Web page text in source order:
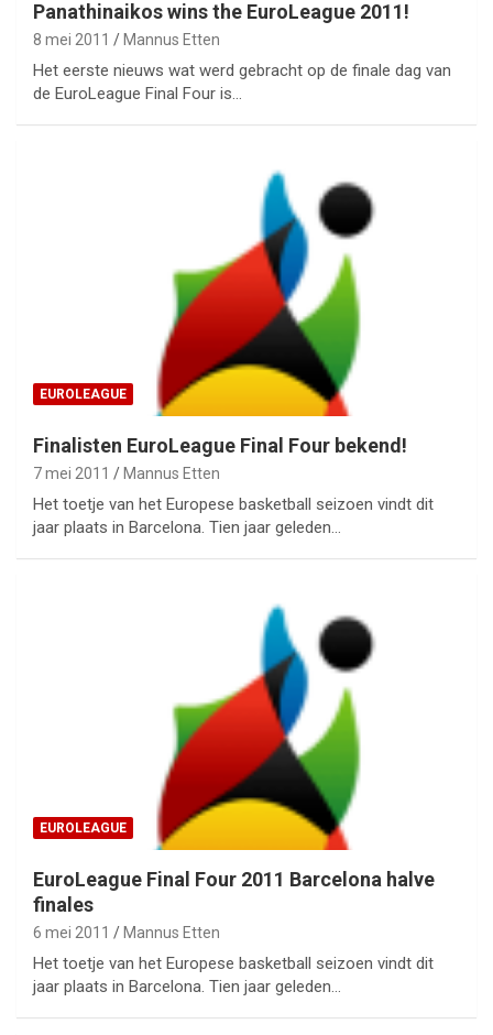
Panathinaikos wins the EuroLeague 2011!
8 mei 2011 Mannus Etten
Het eerste nieuws wat werd gebracht op de finale dag van
de EuroLeague Final Four is…
EUROLEAGUE
Finalisten EuroLeague Final Four bekend!
7 mei 2011 Mannus Etten
Het toetje van het Europese basketball seizoen vindt dit
jaar plaats in Barcelona. Tien jaar geleden…
EUROLEAGUE
EuroLeague Final Four 2011 Barcelona halve
finales
6 mei 2011 Mannus Etten
Het toetje van het Europese basketball seizoen vindt dit
jaar plaats in Barcelona. Tien jaar geleden…